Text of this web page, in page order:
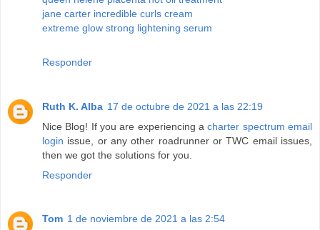
jane carter incredible curls cream
extreme glow strong lightening serum
Responder
Ruth K. Alba 17 de octubre de 2021 a las 22:19
Nice Blog! If you are experiencing acharter spectrum email
login issue, or any other roadrunner or TWC email issues,
then we got the solutions for you.
Responder
Tom 1 de noviembre de 2021 a las 2:54